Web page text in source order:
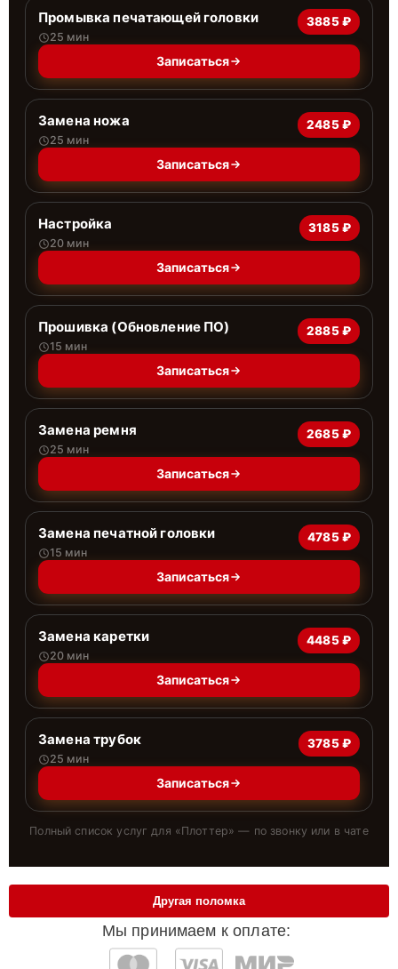
Промывка печатающей головки
25 мин
3885 ₽
Записаться
Замена ножа
25 мин
2485 ₽
Записаться
Настройка
20 мин
3185 ₽
Записаться
Прошивка (Обновление ПО)
15 мин
2885 ₽
Записаться
Замена ремня
25 мин
2685 ₽
Записаться
Замена печатной головки
15 мин
4785 ₽
Записаться
Замена каретки
20 мин
4485 ₽
Записаться
Замена трубок
25 мин
3785 ₽
Записаться
Полный список услуг для «Плоттер» — по звонку или в чате
Мы принимаем к оплате:
Другая поломка